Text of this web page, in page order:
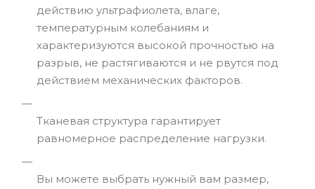
действию ультрафиолета, влаге,
температурным колебаниям и
характеризуются высокой прочностью на
разрыв, не растягиваются и не рвутся под
действием механических факторов.
Тканевая структура гарантирует
равномерное распределение нагрузки.
Вы можете выбрать нужный вам размер,